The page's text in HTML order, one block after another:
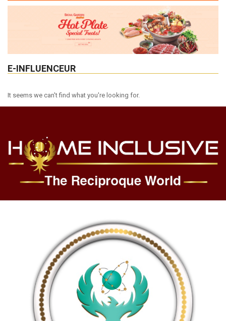
E-INFLUENCEUR
It seems we can't find what you're looking for.